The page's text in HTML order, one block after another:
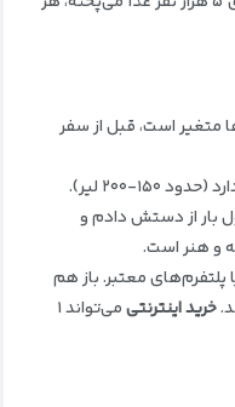
(قیمت‌ها متغیر است، قبل از سفر
هزینه جداگانه دارد (حدود ۱۵۰-۲۰۰ لیر).
بار از دستش دادم و
و هنر است.
پلتفرم‌های معتبر. باز هم
خرید اینترنتی
می‌تواند ۱